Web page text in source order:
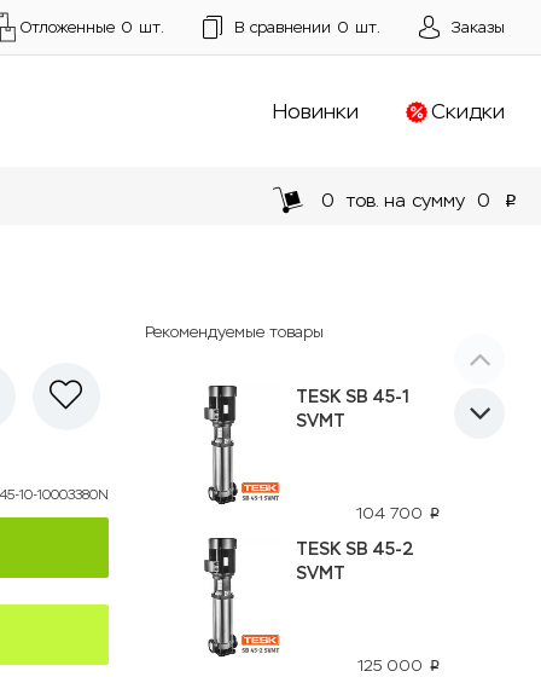
Отложенные 0 шт. В сравнении 0 шт. Заказы
Новинки Скидки
0 тов. на сумму 0 p
10-10003380N
Рекомендуемые товары
104 700 p
TESK SB 45-1
SVMT
125 000 p
TESK SB 45-2
SVMT